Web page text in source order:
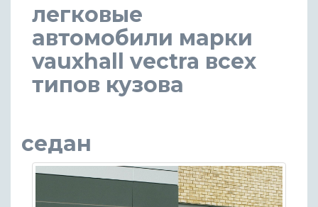
легковые
автомобили марки
vauxhall vectra всех
типов кузова
седан